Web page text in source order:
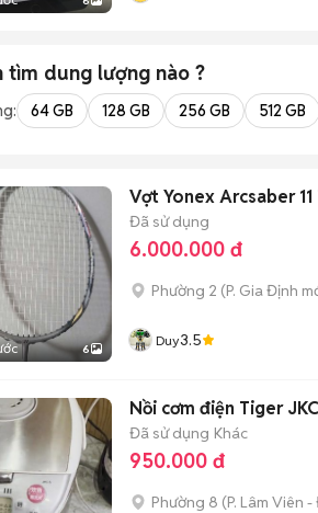
tìm dung lượng nào ?
64 GB 128 GB 256 GB 512 GB
6
Vợt Yonex Arcsaber
Đã sử dụng
6.000.000 đ
Phường 2 (P. Gia Định
Duy3.5
Nồi cơm điện Tiger
Đã sử dụng Khác
950.000 đ
Phường 8 (P. Lâm Viên